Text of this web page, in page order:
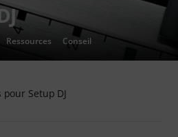
Ressources Conseil
pour Setup DJ